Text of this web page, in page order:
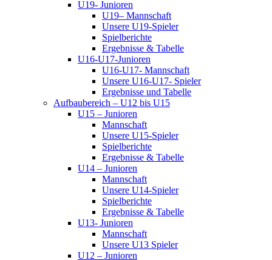
U19- Junioren
U19– Mannschaft
Unsere U19-Spieler
Spielberichte
Ergebnisse & Tabelle
U16-U17-Junioren
U16-U17- Mannschaft
Unsere U16-U17- Spieler
Ergebnisse und Tabelle
Aufbaubereich – U12 bis U15
U15 – Junioren
Mannschaft
Unsere U15-Spieler
Spielberichte
Ergebnisse & Tabelle
U14 – Junioren
Mannschaft
Unsere U14-Spieler
Spielberichte
Ergebnisse & Tabelle
U13- Junioren
Mannschaft
Unsere U13 Spieler
U12 – Junioren